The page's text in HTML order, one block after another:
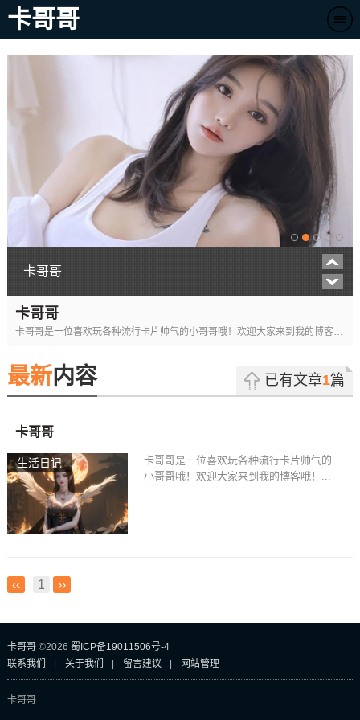
卡哥哥
卡哥哥
卡哥哥
卡哥哥
卡哥哥
卡哥哥是一位喜欢玩各种流行卡片帅气的小哥哥哦！欢迎大家来到我的博客哦！
最新内容 已有文章1篇
生活日记
卡哥哥
卡哥哥是一位喜欢玩各种流行卡片帅气的
小哥哥哦！欢迎大家来到我的博客哦！...
‹‹ 1 ››
卡哥哥©2026 蜀ICP备19011506号-4
联系我们
关于我们 留言建议 网站管理
卡哥哥